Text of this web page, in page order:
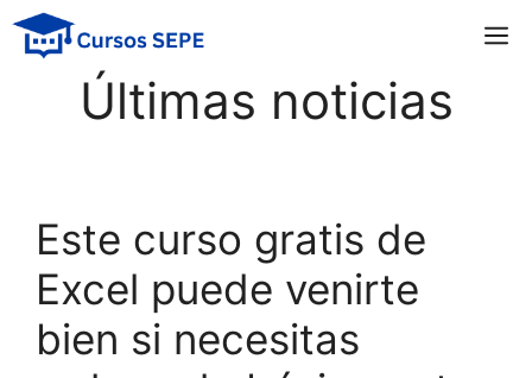
Saltar
Últimas noticias
Este curso gratis de
Excel puede venirte
bien si necesitas